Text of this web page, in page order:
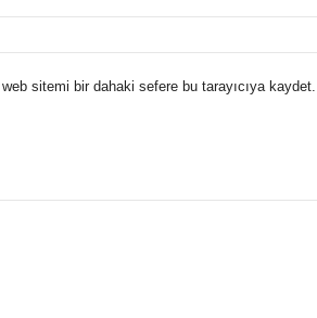
sitemi bir dahaki sefere bu tarayıcıya kaydet.